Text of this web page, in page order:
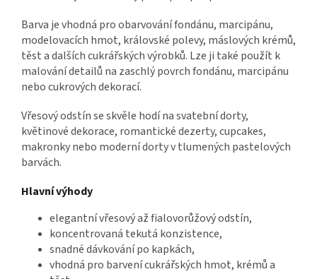
Barva je vhodná pro obarvování fondánu, marcipánu,
modelovacích hmot, královské polevy, máslových krémů,
těst a dalších cukrářských výrobků. Lze ji také použít k
malování detailů na zaschlý povrch fondánu, marcipánu
nebo cukrových dekorací.
Vřesový odstín se skvěle hodí na svatební dorty,
květinové dekorace, romantické dezerty, cupcakes,
makronky nebo moderní dorty v tlumených pastelových
barvách.
Hlavní výhody
elegantní vřesový až fialovorůžový odstín,
koncentrovaná tekutá konzistence,
snadné dávkování po kapkách,
vhodná pro barvení cukrářských hmot, krémů a